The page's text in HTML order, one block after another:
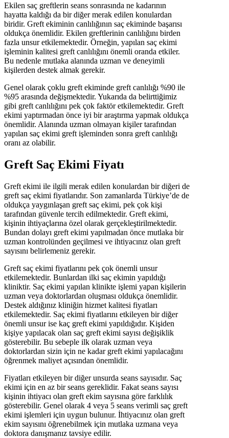
Ekilen saç greftlerin seans sonrasında ne kadarının
hayatta kaldığı da bir diğer merak edilen konulardan
biridir. Greft ekiminin canlılığının saç ekiminde başarısı
oldukça önemlidir. Ekilen greftlerinin canlılığını birden
fazla unsur etkilemektedir. Örneğin, yapılan saç ekimi
işleminin kalitesi greft canlılığını önemli oranda etkiler.
Bu nedenle mutlaka alanında uzman ve deneyimli
kişilerden destek almak gerekir.
Genel olarak çoklu greft ekiminde greft canlılığı %90 ile
%95 arasında değişmektedir. Yukarıda da belirttiğimiz
gibi greft canlılığını pek çok faktör etkilemektedir. Greft
ekimi yaptırmadan önce iyi bir araştırma yapmak oldukça
önemlidir. Alanında uzman olmayan kişiler tarafından
yapılan saç ekimi greft işleminden sonra greft canlılığı
oranı az olabilir.
Greft Saç Ekimi Fiyatı
Greft ekimi ile ilgili merak edilen konulardan bir diğeri de
greft saç ekimi fiyatlarıdır. Son zamanlarda Türkiye’de de
oldukça yaygınlaşan greft saç ekimi, pek çok kişi
tarafından güvenle tercih edilmektedir. Greft ekimi,
kişinin ihtiyaçlarına özel olarak gerçekleştirilmektedir.
Bundan dolayı greft ekimi yapılmadan önce mutlaka bir
uzman kontrolünden geçilmesi ve ihtiyacınız olan greft
sayısını belirlemeniz gerekir.
Greft saç ekimi fiyatlarını pek çok önemli unsur
etkilemektedir. Bunlardan ilki saç ekimin yapıldığı
kliniktir. Saç ekimi yapılan klinikte işlemi yapan kişilerin
uzman veya doktorlardan oluşması oldukça önemlidir.
Destek aldığınız kliniğin hizmet kalitesi fiyatları
etkilemektedir. Saç ekimi fiyatlarını etkileyen bir diğer
önemli unsur ise kaç greft ekimi yapıldığıdır. Kişiden
kişiye yapılacak olan saç greft ekimi sayısı değişiklik
gösterebilir. Bu sebeple ilk olarak uzman veya
doktorlardan sizin için ne kadar greft ekimi yapılacağını
öğrenmek maliyet açısından önemlidir.
Fiyatları etkileyen bir diğer unsurda seans sayısıdır. Saç
ekimi için en az bir seans gereklidir. Fakat seans sayısı
kişinin ihtiyacı olan greft ekim sayısına göre farklılık
gösterebilir. Genel olarak 4 veya 5 seans verimli saç greft
ekimi işlemleri için uygun bulunur. İhtiyacınız olan greft
ekim sayısını öğrenebilmek için mutlaka uzmana veya
doktora danışmanız tavsiye edilir.